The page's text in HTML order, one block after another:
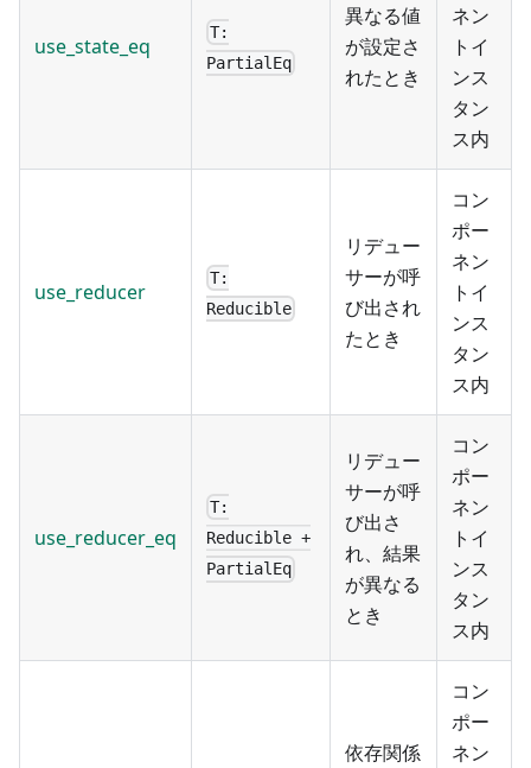
use_state_eq
T:
PartialEq
異なる値
が設定さ
れたとき
ネン
トイ
ンス
タン
ス内
use_reducer
T:
Reducible
リデュー
サーが呼
び出され
たとき
コン
ポー
ネン
トイ
ンス
タン
ス内
use_reducer_eq
T:
Reducible +
PartialEq
リデュー
サーが呼
び出さ
れ、結果
が異なる
とき
コン
ポー
ネン
トイ
ンス
タン
ス内
依存関係
コン
ポー
ネン